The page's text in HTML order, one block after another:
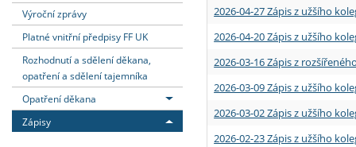
Absolventi fakulty
Vyjíždějící zaměstnanci
Výroční zprávy
Platné vnitřní předpisy FF UK
Rozhodnutí a sdělení děkana,
opatření a sdělení tajemníka
Opatření děkana
Zápisy
2026-04-27 Zápis z užšího
2026-04-20 Zápis z užšího
2026-03-16 Zápis z
2026-03-09 Zápis z užšího
2026-03-02 Zápis z užšího
2026-02-23 Zápis z užšího